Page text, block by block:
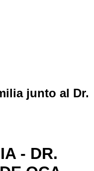
junto al Dr.
- DR.